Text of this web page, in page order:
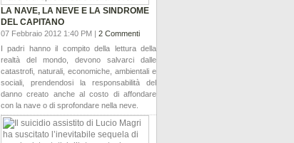
LA NAVE, LA NEVE E LA SINDROME
DEL CAPITANO
07 Febbraio 2012 1:40 PM | 2 Commenti
I padri hanno il compito della lettura della
realtà del mondo, devono salvarci dalle
catastrofi, naturali, economiche, ambientali e
sociali, prendendosi la responsabilità del
danno creato anche al costo di affondare
con la nave o di sprofondare nella neve.